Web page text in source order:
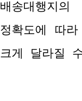
배송대행
정확도에 따
크게 달라질